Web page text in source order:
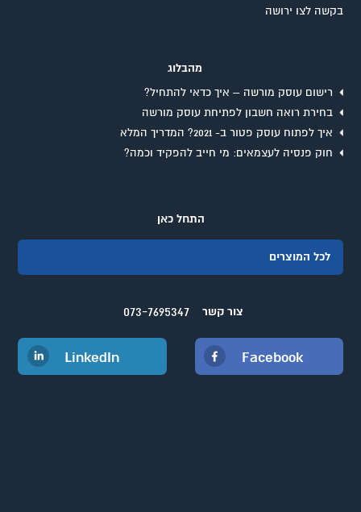
בקשה לצו ירושה
מהבלוג
רישום עוסק מורשה – איך כדאי להתחיל?
בחירת רואה חשבון לפתיחת עוסק מורשה
איך לפתוח עוסק פטור ב- 2021? המדריך המלא
חוק פנסיה לעצמאים: מי חייב להפקיד וכמה?
התחל כאן
לכל המוצרים
צור קשר 073-7695347
Facebook
LinkedIn